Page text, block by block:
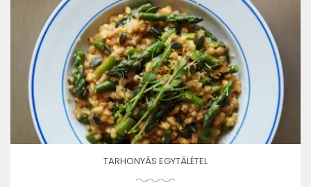
TARHONYÁS EGYTÁLÉTEL